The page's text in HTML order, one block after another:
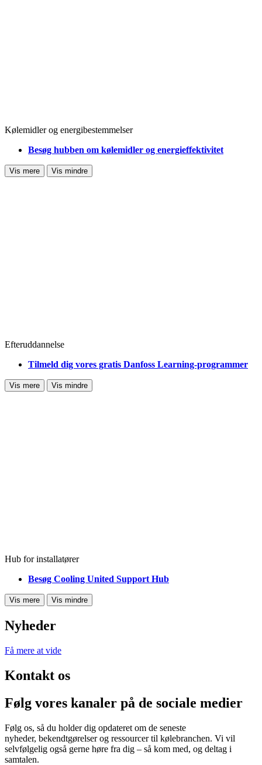
Kølemidler og energibestemmelser
Besøg hubben om kølemidler og energieffektivitet
Vis mere Vis mindre
Efteruddannelse
Tilmeld dig vores gratis Danfoss Learning-programmer
Vis mere Vis mindre
Hub for installatører
Besøg Cooling United Support Hub
Vis mere Vis mindre
Nyheder
Få mere at vide
Kontakt os
Følg vores kanaler på de sociale medier
Følg os, så du holder dig opdateret om de seneste
nyheder, bekendtgørelser og ressourcer til kølebranchen. Vi vil
selvfølgelig også gerne høre fra dig – så kom med, og deltag i
samtalen.